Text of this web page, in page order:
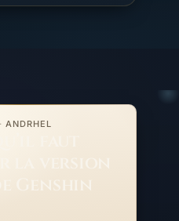
· ANDRHEL
sur la version Luna IV de